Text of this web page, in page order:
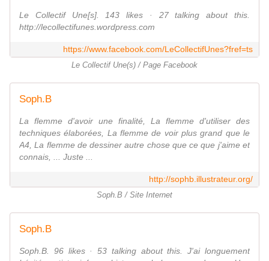
Le Collectif Une[s]. 143 likes · 27 talking about this.
http://lecollectifunes.wordpress.com
https://www.facebook.com/LeCollectifUnes?fref=ts
Le Collectif Une(s) / Page Facebook
Soph.B
La flemme d'avoir une finalité, La flemme d'utiliser des
techniques élaborées, La flemme de voir plus grand que le
A4, La flemme de dessiner autre chose que ce que j'aime et
connais, ... Juste ...
http://sophb.illustrateur.org/
Soph.B / Site Internet
Soph.B
Soph.B. 96 likes · 53 talking about this. J'ai longuement